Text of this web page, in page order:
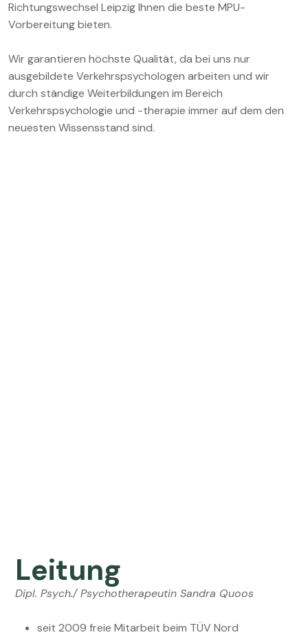
Richtungswechsel Leipzig Ihnen die beste MPU-
Vorbereitung bieten.
Wir garantieren höchste Qualität, da bei uns nur
ausgebildete Verkehrspsychologen arbeiten und wir
durch ständige Weiterbildungen im Bereich
Verkehrspsychologie und -therapie immer auf dem den
neuesten Wissensstand sind.
Leitung
Dipl. Psych./ Psychotherapeutin Sandra Quoos
seit 2009 freie Mitarbeit beim TÜV Nord